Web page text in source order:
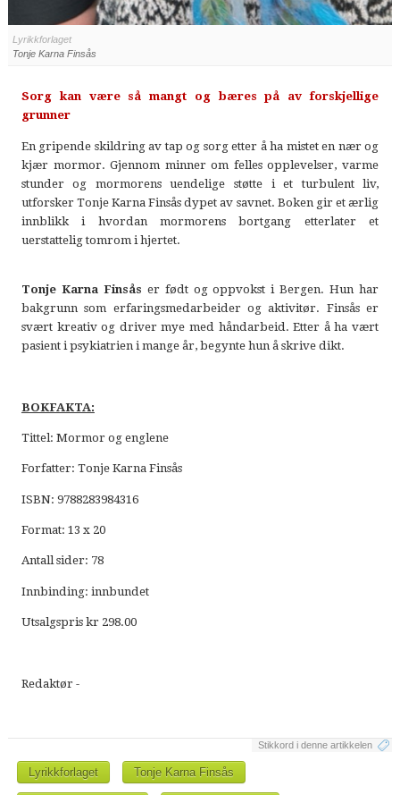
Lyrikkforlaget
Tonje Karna Finsås
Sorg kan være så mangt og bæres på av forskjellige
grunner
En gripende skildring av tap og sorg etter å ha mistet en nær og
kjær mormor.Gjennom minner om felles opplevelser, varme
stunder og mormorens uendelige støtte i et turbulent liv,
utforsker Tonje Karna Finsås dypet av savnet. Boken gir et ærlig
innblikk i hvordan mormorens bortgang etterlater et
uerstattelig tomrom i hjertet.
Tonje Karna Finsås er født og oppvokst i Bergen. Hun har
bakgrunn som erfaringsmedarbeider og aktivitør. Finsås er
svært kreativ og driver mye med håndarbeid. Etter å ha vært
pasient i psykiatrien i mange år, begynte hun å skrive dikt.
BOKFAKTA:
Tittel: Mormor og englene
Forfatter: Tonje Karna Finsås
ISBN: 9788283984316
Format: 13 x 20
Antall sider: 78
Innbinding: innbundet
Utsalgspris kr 298.00
Redaktør -
Stikkord i denne artikkelen
Lyrikkforlaget Tonje Karna Finsås